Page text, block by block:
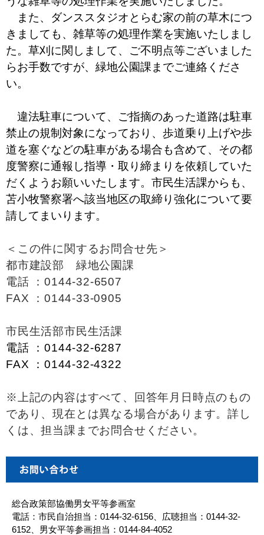
また、ダンススタジオとらむ家の前の草木につ
きましても、雑草等の処理作業を実施いたしまし
た。草刈に関しまして、ご不明点等ございました
らお手数ですが、緑地公園課までご連絡くださ
い。
違法駐車について、ご指摘のあった道路は駐車
禁止の規制対象になっており、歩道乗り上げや歩
道を塞ぐなどの駐車がある場合も含めて、その都
度警察に通報し指導・取り締まりを依頼していた
だくようお願いいたします。市民生活課からも、
苫小牧警察署へ該当地区の取締り強化について要
請してまいります。
＜この件に関するお問合せ先＞
都市建設部 緑地公園課
電話 ：0144-32-6507
FAX ：0144-33-0905
市民生活部市民生活課
電話 ：0144-32-6287
FAX ：0144-32-4322
※上記の内容はすべて、回答年月日時点のもの
であり、現在とは異なる場合があります。詳し
くは、担当課までお問合せください。
総合政策部協働男女平等参画室
電話：市民自治担当：0144-32-6156、広聴担当：0144-32-
6152、男女平等参画担当：0144-84-4052